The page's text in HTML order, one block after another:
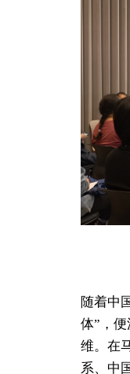
随着中
体”，
维。在
系、中